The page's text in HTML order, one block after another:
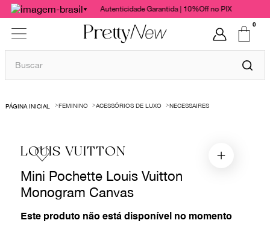
Autenticidade Garantida | 10%Off no PIX
0
Buscar
FEMININO ACESSÓRIOS DE LUXO NECESSAIRES
LOUIS VUITTON
Mini Pochette Louis Vuitton
Monogram Canvas
Este produto não está disponível no momento
1º
bolsas
chanel
vestido
gucci
paula raia